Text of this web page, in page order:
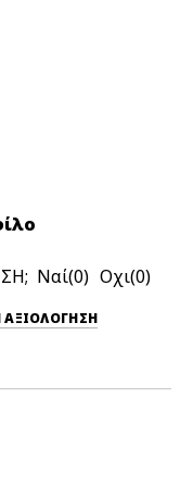
0 0
ΑΥΤΉΝ ΤΗΝ ΑΞΙΟΛΟΓΗΣΗ